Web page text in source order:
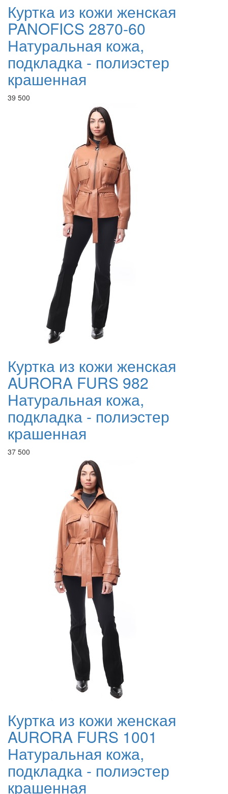
Куртка из кожи женская
PANOFICS 2870-60
Натуральная кожа,
подкладка - полиэстер
крашенная
39 500
Куртка из кожи женская
AURORA FURS 982
Натуральная кожа,
подкладка - полиэстер
крашенная
37 500
Куртка из кожи женская
AURORA FURS 1001
Натуральная кожа,
подкладка - полиэстер
крашенная